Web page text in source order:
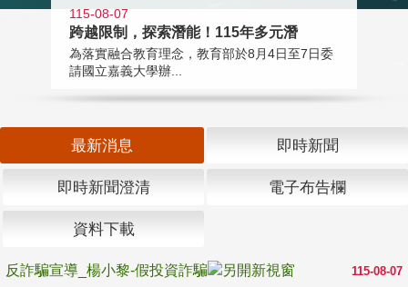
115-08-07
跨越限制，探索潛能！115年多元潛
為落實融合教育理念，教育部於8月4日至7日委
請國立嘉義大學辦...
最新消息 即時新聞
即時新聞澄清 電子布告欄
資料下載
115-08-07
反詐騙宣導_楊小黎-假投資詐騙